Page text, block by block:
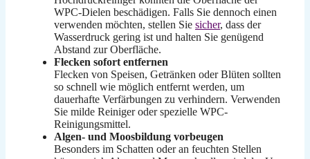
WPC-Dielen beschädigen. Falls Sie dennoch einen
verwenden möchten, stellen Sie sicher, dass der
Wasserdruck gering ist und halten Sie genügend
Abstand zur Oberfläche.
Flecken sofort entfernen
Flecken von Speisen, Getränken oder Blüten sollten
so schnell wie möglich entfernt werden, um
dauerhafte Verfärbungen zu verhindern. Verwenden
Sie milde Reiniger oder spezielle WPC-
Reinigungsmittel.
Algen- und Moosbildung vorbeugen
Besonders im Schatten oder an feuchten Stellen